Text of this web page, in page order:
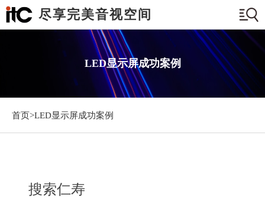
尽享完美音视空间
LED显示屏成功案例
首页>LED显示屏成功案例
搜索仁寿